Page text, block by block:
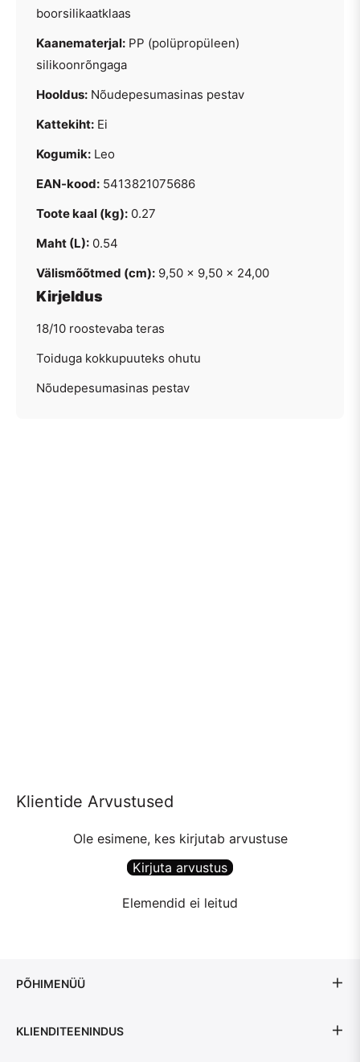
boorsilikaatklaas
Kaanematerjal: PP (polüpropüleen)
silikoonrõngaga
Hooldus: Nõudepesumasinas pestav
Kattekiht: Ei
Kogumik: Leo
EAN-kood: 5413821075686
Toote kaal (kg): 0.27
Maht (L): 0.54
Välismõõtmed (cm): 9,50 × 9,50 × 24,00
Kirjeldus
18/10 roostevaba teras
Toiduga kokkupuuteks ohutu
Nõudepesumasinas pestav
Klientide Arvustused
Ole esimene, kes kirjutab arvustuse
Kirjuta arvustus
Elemendid ei leitud
PÕHIMENÜÜ
KLIENDITEENINDUS